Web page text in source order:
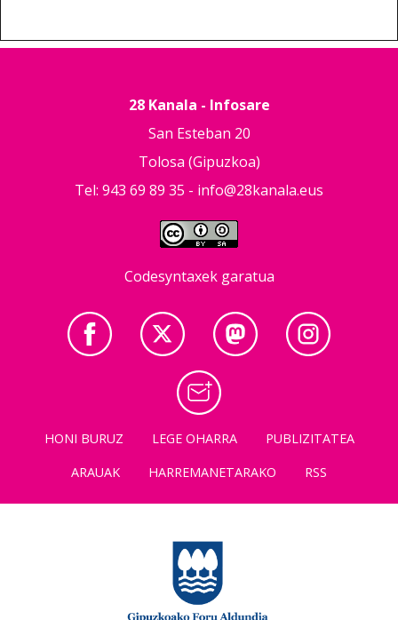
28 Kanala - Infosare
San Esteban 20
Tolosa (Gipuzkoa)
Tel: 943 69 89 35 - info@28kanala.eus
Codesyntaxek garatua
HONI BURUZ LEGE OHARRA
PUBLIZITATEA
ARAUAK
HARREMANETARAKO RSS